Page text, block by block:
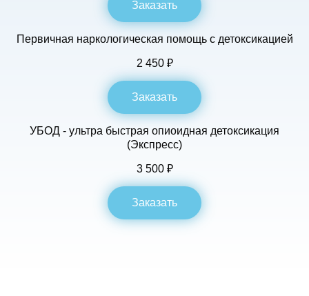
Заказать
Первичная наркологическая помощь с детоксикацией
2 450 ₽
Заказать
УБОД - ультра быстрая опиоидная детоксикация
(Экспресс)
3 500 ₽
Заказать